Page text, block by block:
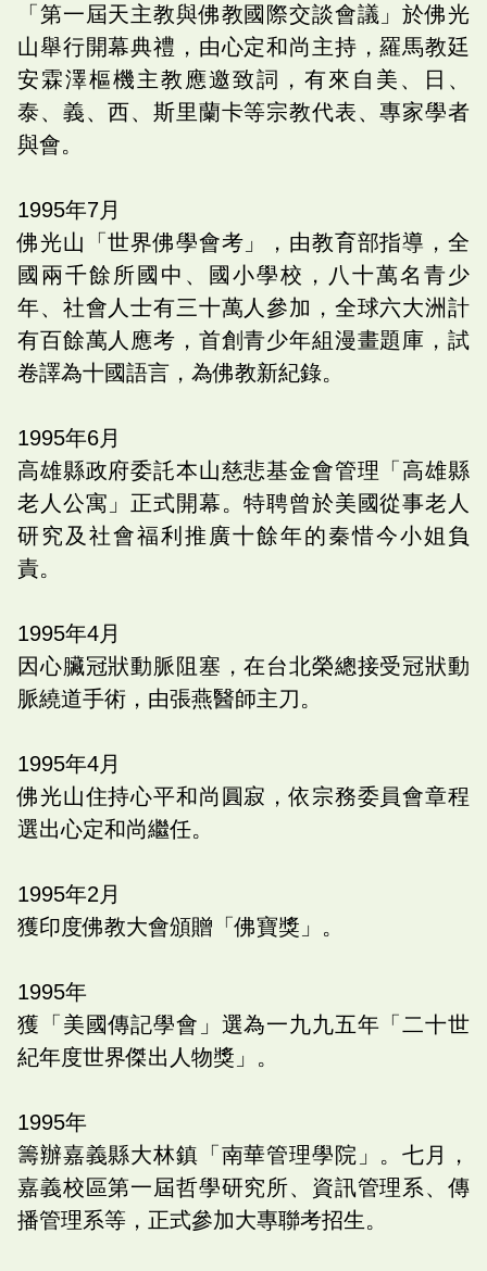
「第一屆天主教與佛教國際交談會議」於佛光
山舉行開幕典禮，由心定和尚主持，羅馬教廷
安霖澤樞機主教應邀致詞，有來自美、日、
泰、義、西、斯里蘭卡等宗教代表、專家學者
與會。
1995年7月
佛光山「世界佛學會考」，由教育部指導，全
國兩千餘所國中、國小學校，八十萬名青少
年、社會人士有三十萬人參加，全球六大洲計
有百餘萬人應考，首創青少年組漫畫題庫，試
卷譯為十國語言，為佛教新紀錄。
1995年6月
高雄縣政府委託本山慈悲基金會管理「高雄縣
老人公寓」正式開幕。特聘曾於美國從事老人
研究及社會福利推廣十餘年的秦惜今小姐負
責。
1995年4月
因心臟冠狀動脈阻塞，在台北榮總接受冠狀動
脈繞道手術，由張燕醫師主刀。
1995年4月
佛光山住持心平和尚圓寂，依宗務委員會章程
選出心定和尚繼任。
1995年2 月
獲印度佛教大會頒贈「佛寶獎」。
1995年
獲「美國傳記學會」選為一九九五年「二十世
紀年度世界傑出人物獎」。
1995年
籌辦嘉義縣大林鎮「南華管理學院」。七月，
嘉義校區第一屆哲學研究所、資訊管理系、傳
播管理系等，正式參加大專聯考招生。